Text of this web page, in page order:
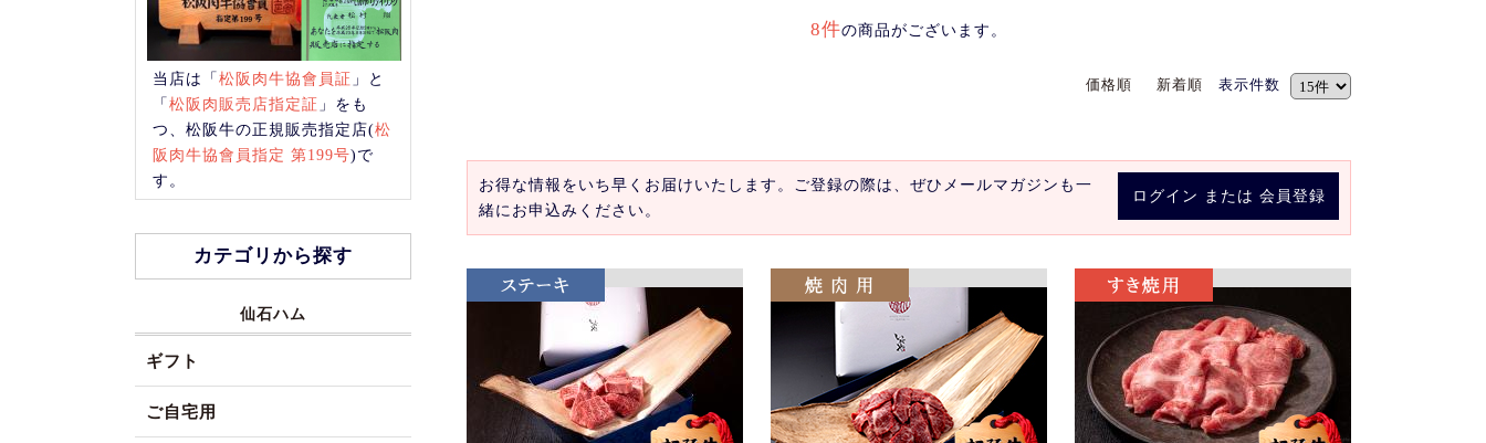
8件の商品がございます。
価格順 新着順 表示件数
ログイン または 会員登録
お得な情報をいち早くお届けいたします。ご登録の際は、ぜひメールマガジンも一
緒にお申込みください。
当店は「松阪肉牛協會員証 」と
「松阪肉販売店指定証 」をも
つ、松阪牛の正規販売指定店(松
阪肉牛協會員指定 第199号)で
す。
カテゴリから探す
仙石ハム
ギフト
ご自宅用